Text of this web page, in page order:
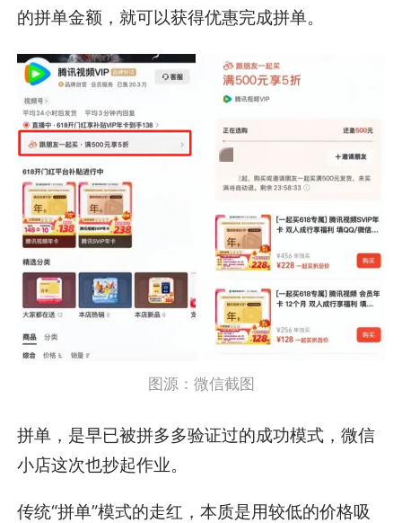
的拼单金额，就可以获得优惠完成拼单。
图源：微信截图
拼单，是早已被拼多多验证过的成功模式，微信
小店这次也抄起作业。
传统“拼单”模式的走红，本质是用较低的价格吸